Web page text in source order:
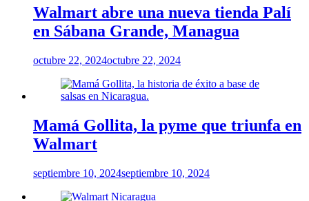
Walmart abre una nueva tienda Palí
en Sábana Grande, Managua
octubre 22, 2024octubre 22, 2024
Mamá Gollita, la pyme que triunfa en
Walmart
septiembre 10, 2024septiembre 10, 2024